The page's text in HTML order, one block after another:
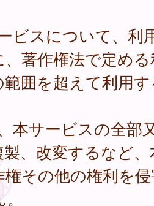
ビスについて、利
著作権法で定め
囲を超えて利用
サービスの全部
、改変するなど
その他の権利を